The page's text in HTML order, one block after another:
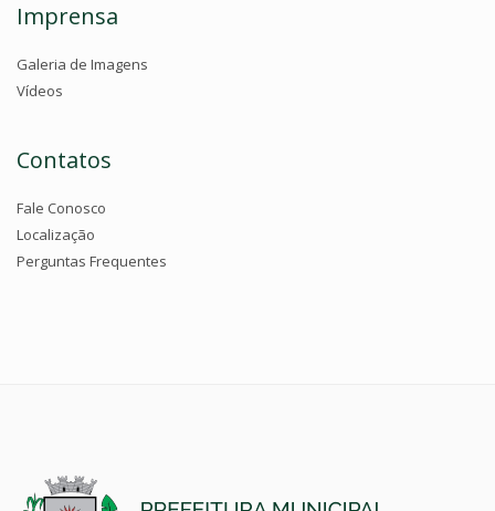
Imprensa
Galeria de Imagens
Vídeos
Contatos
Fale Conosco
Localização
Perguntas Frequentes